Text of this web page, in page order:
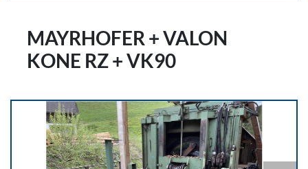
MAYRHOFER + VALON
KONE RZ + VK90